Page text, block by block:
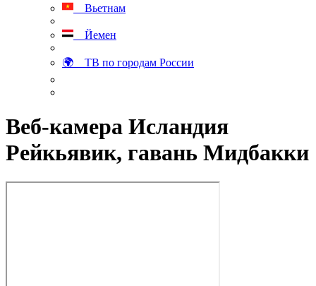
Вьетнам
Йемен
🌍 ТВ по городам России
Веб-камера Исландия
Рейкьявик, гавань Мидбакки